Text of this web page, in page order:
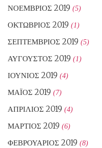
ΝΟΈΜΒΡΙΟΣ 2019 (5)
ΟΚΤΏΒΡΙΟΣ 2019 (1)
ΣΕΠΤΈΜΒΡΙΟΣ 2019 (5)
ΑΎΓΟΥΣΤΟΣ 2019 (1)
ΙΟΎΝΙΟΣ 2019 (4)
ΜΆΙΟΣ 2019 (7)
ΑΠΡΊΛΙΟΣ 2019 (4)
ΜΆΡΤΙΟΣ 2019 (6)
ΦΕΒΡΟΥΆΡΙΟΣ 2019 (8)